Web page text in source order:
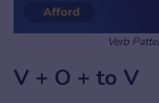
Verb
V + O + to V